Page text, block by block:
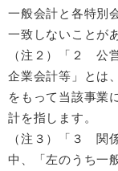
一般会計と各特別
一致しないことが
（注２）「２ 公
企業会計等」とは
をもって当該事業
計を指します。
（注３）「３ 関
中、「左のうち一